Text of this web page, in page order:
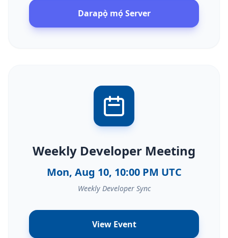
Darapọ̀ mọ́ Server
Weekly Developer Meeting
Mon, Aug 10, 10:00 PM UTC
Weekly Developer Sync
View Event